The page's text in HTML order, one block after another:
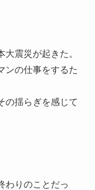
震災が起きた。
ンの仕事をするた
の揺らぎを感じて
わりのことだっ